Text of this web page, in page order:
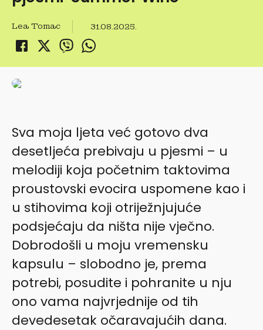
Lea Tomac 31.08.2025.
Sva moja ljeta već gotovo dva
desetljeća prebivaju u pjesmi – u
melodiji koja početnim taktovima
proustovski evocira uspomene kao i
u stihovima koji otriježnjujuće
podsjećaju da ništa nije vječno.
Dobrodošli u moju vremensku
kapsulu – slobodno je, prema
potrebi, posudite i pohranite u nju
ono vama najvrjednije od tih
devedesetak očaravajućih dana.